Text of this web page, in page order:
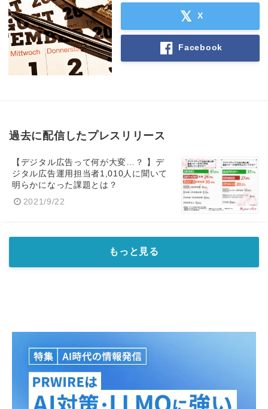
X
Facebook
過去に配信したプレスリリース
【デジタル広告って何が大変…？ 】デ
ジタル広告運用担当者1,010人に聞いて
明らかになった課題とは？
2021/9/22
もっと見る